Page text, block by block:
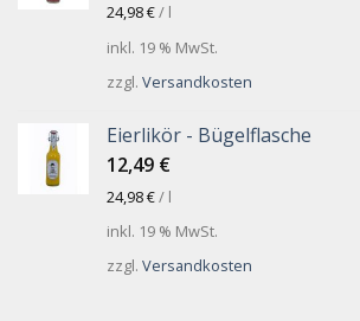
24,98€/ l
inkl. 19 % MwSt.
zzgl. Versandkosten
Eierlikör - Bügelflasche
12,49 €
24,98€/ l
inkl. 19 % MwSt.
zzgl. Versandkosten